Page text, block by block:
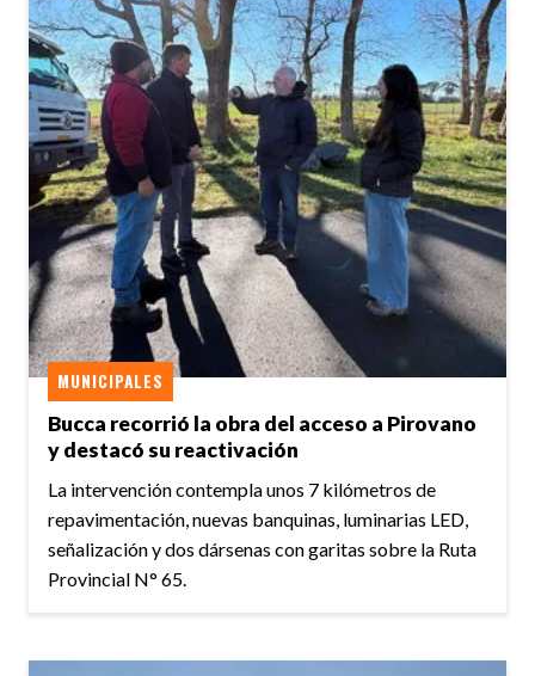
Bucca recorrió la obra del acceso a Pirovano
y destacó su reactivación
MUNICIPALES
La intervención contempla unos 7 kilómetros de
repavimentación, nuevas banquinas, luminarias LED,
señalización y dos dársenas con garitas sobre la Ruta
Provincial N° 65.